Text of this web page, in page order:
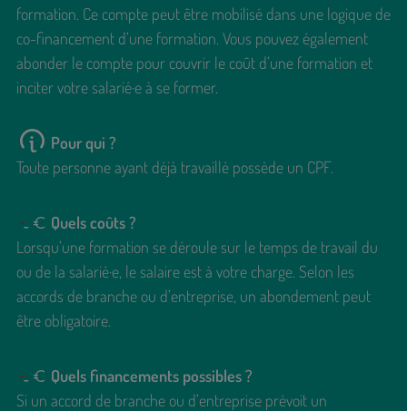
formation. Ce compte peut être mobilisé dans une logique de
co-financement d’une formation. Vous pouvez également
abonder le compte pour couvrir le coût d’une formation et
inciter votre salarié·e à se former.
Pour qui ?
Toute personne ayant déjà travaillé possède un CPF.
Quels coûts ?
Lorsqu’une formation se déroule sur le temps de travail du
ou de la salarié·e, le salaire est à votre charge. Selon les
accords de branche ou d’entreprise, un abondement peut
être obligatoire.
Quels financements possibles ?
Si un accord de branche ou d’entreprise prévoit un